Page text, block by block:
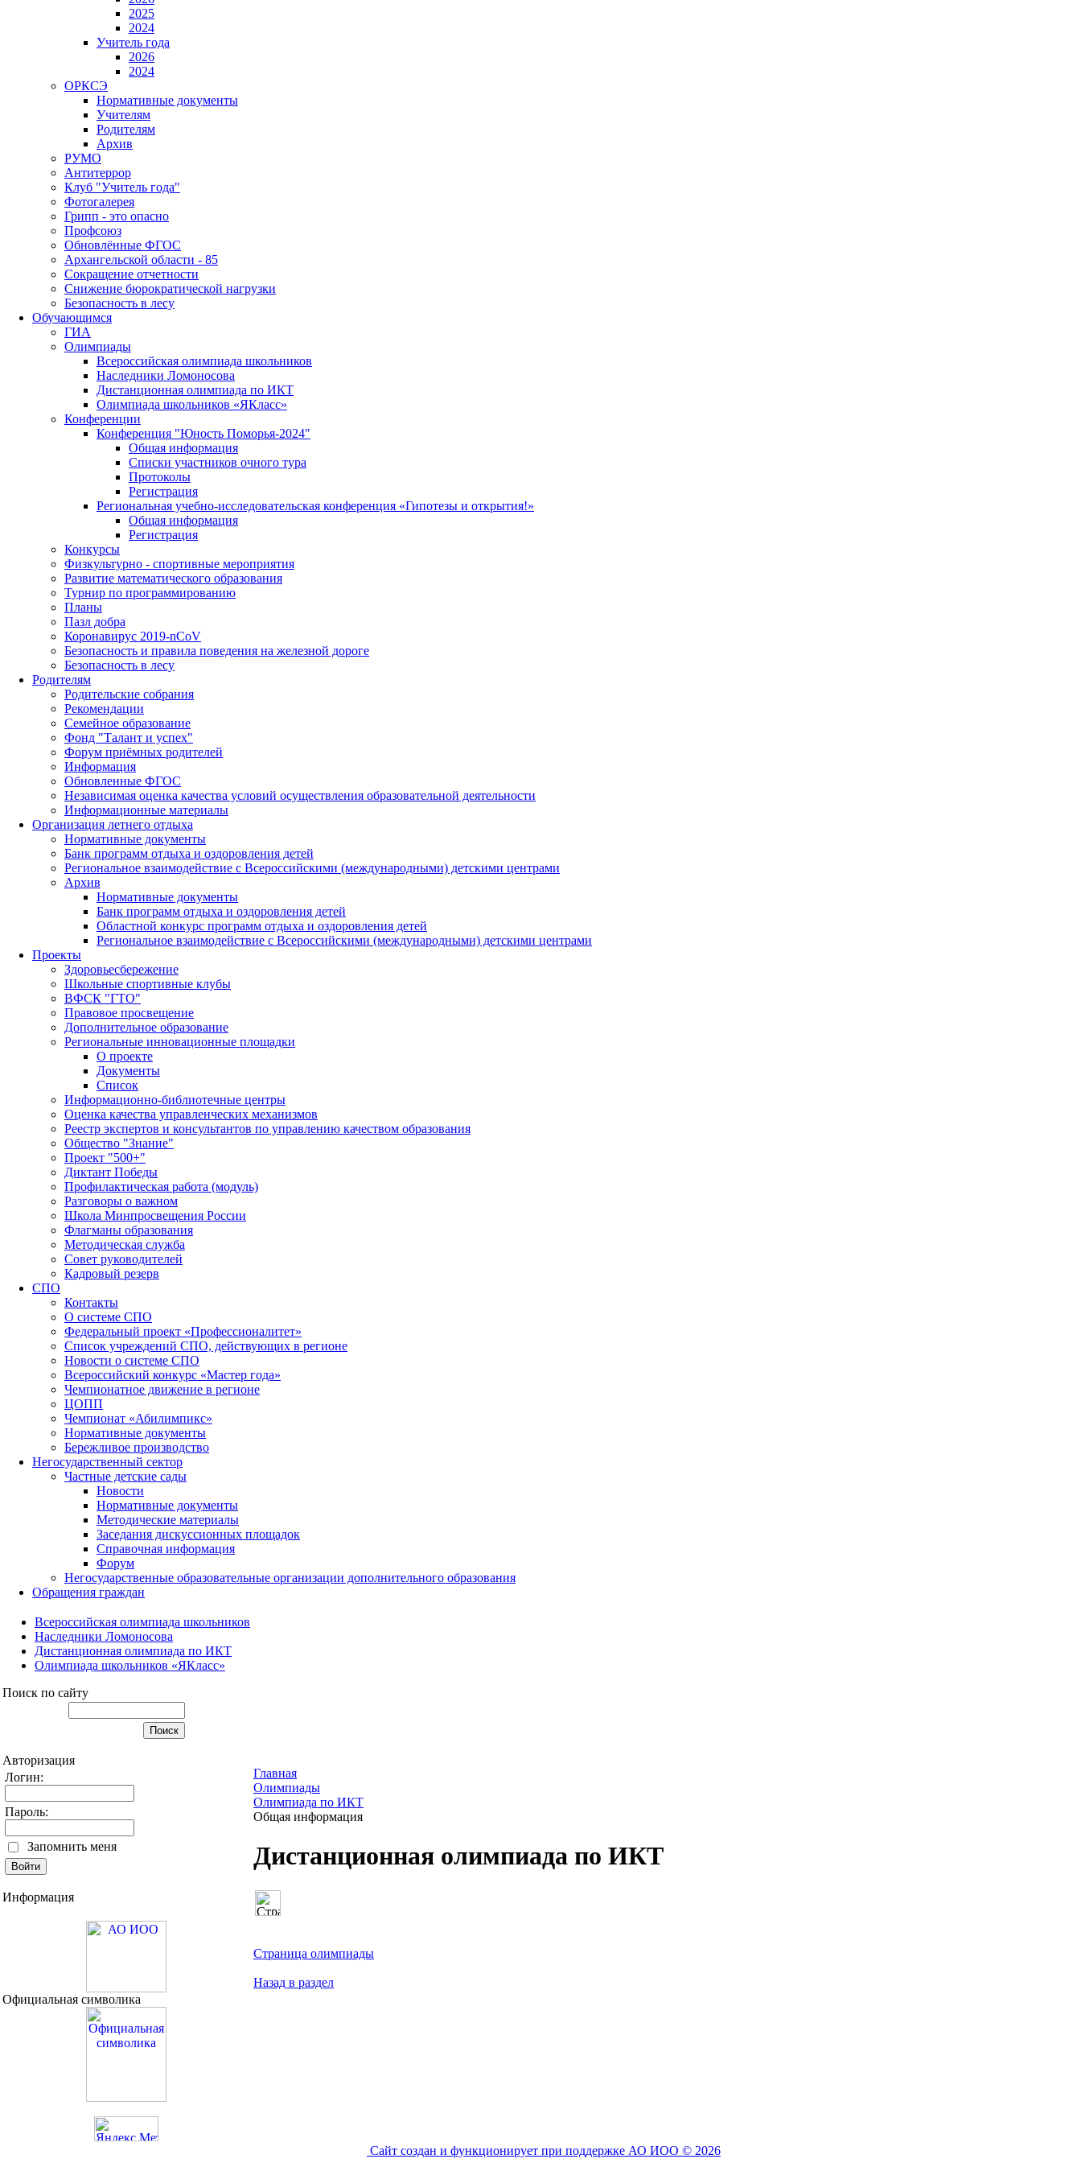
2025
2024
Учитель года
2026
2024
ОРКСЭ
Нормативные документы
Учителям
Родителям
Архив
РУМО
Антитеррор
Клуб "Учитель года"
Фотогалерея
Грипп - это опасно
Профсоюз
Обновлённые ФГОС
Архангельской области - 85
Сокращение отчетности
Снижение бюрократической нагрузки
Безопасность в лесу
Обучающимся
ГИА
Олимпиады
Всероссийская олимпиада школьников
Наследники Ломоносова
Дистанционная олимпиада по ИКТ
Олимпиада школьников «ЯКласс»
Конференции
Конференция "Юность Поморья-2024"
Общая информация
Списки участников очного тура
Протоколы
Регистрация
Региональная учебно-исследовательская конференция «Гипотезы и открытия!»
Общая информация
Регистрация
Конкурсы
Физкультурно - спортивные мероприятия
Развитие математического образования
Турнир по программированию
Планы
Пазл добра
Коронавирус 2019-nCoV
Безопасность и правила поведения на железной дороге
Безопасность в лесу
Родителям
Родительские собрания
Рекомендации
Семейное образование
Фонд "Талант и успех"
Форум приёмных родителей
Информация
Обновленные ФГОС
Независимая оценка качества условий осуществления образовательной деятельности
Информационные материалы
Организация летнего отдыха
Нормативные документы
Банк программ отдыха и оздоровления детей
Региональное взаимодействие с Всероссийскими (международными) детскими центрами
Архив
Нормативные документы
Банк программ отдыха и оздоровления детей
Областной конкурс программ отдыха и оздоровления детей
Региональное взаимодействие с Всероссийскими (международными) детскими центрами
Проекты
Здоровьесбережение
Школьные спортивные клубы
ВФСК "ГТО"
Правовое просвещение
Дополнительное образование
Региональные инновационные площадки
О проекте
Документы
Список
Информационно-библиотечные центры
Оценка качества управленческих механизмов
Реестр экспертов и консультантов по управлению качеством образования
Общество "Знание"
Проект "500+"
Диктант Победы
Профилактическая работа (модуль)
Разговоры о важном
Школа Минпросвещения России
Флагманы образования
Методическая служба
Совет руководителей
Кадровый резерв
СПО
Контакты
О системе СПО
Федеральный проект «Профессионалитет»
Список учреждений СПО, действующих в регионе
Новости о системе СПО
Всероссийский конкурс «Мастер года»
Чемпионатное движение в регионе
ЦОПП
Чемпионат «Абилимпикс»
Нормативные документы
Бережливое производство
Негосударственный сектор
Частные детские сады
Новости
Нормативные документы
Методические материалы
Заседания дискуссионных площадок
Справочная информация
Форум
Негосударственные образовательные организации дополнительного образования
Обращения граждан
Всероссийская олимпиада школьников
Наследники Ломоносова
Дистанционная олимпиада по ИКТ
Олимпиада школьников «ЯКласс»
Поиск по сайту
Авторизация
Логин:
Пароль:
Запомнить меня
Информация
Официальная символика
Главная
Олимпиады
Олимпиада по ИКТ
Общая информация
Дистанционная олимпиада по ИКТ
Страница олимпиады
Назад в раздел
Сайт создан и функционирует при поддержке АО ИОО © 2026